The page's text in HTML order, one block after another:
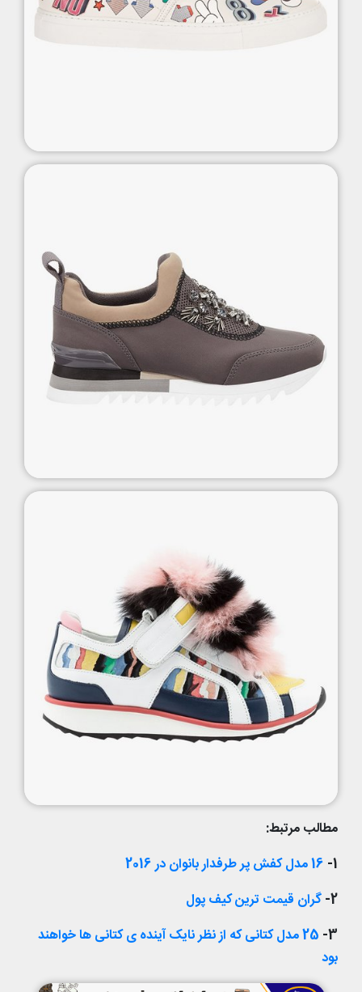
مطالب مرتبط:
1- 16 مدل کفش پر طرفدار بانوان در 2016
2- گران قیمت ترین کیف پول
3-
25 مدل کتانی که از نظر نایک آینده ی کتانی ها خواهند
بود